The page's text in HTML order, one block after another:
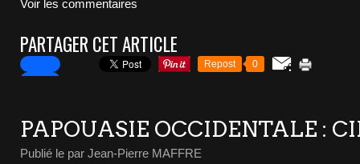
Voir les commentaires
PARTAGER CET ARTICLE
Repost 0
PAPOUASIE OCCIDENTALE :
Publié le par Jean-Pierre MAFFRE